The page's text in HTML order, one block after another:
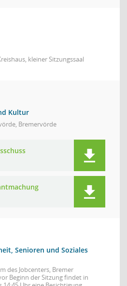
kleiner Sitzungssaal
Kultur
Bremervörde
Senioren und Soziales
des Jobcenters, Bremer
Beginn der Sitzung findet in